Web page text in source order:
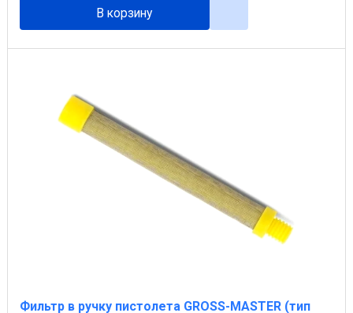
В корзину
Фильтр в ручку пистолета GROSS-MASTER (тип